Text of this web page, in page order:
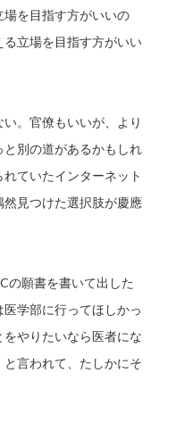
を目指す方がいいの
立場を目指す方がいい
。官僚もいいが、より
別の道があるかもしれ
ていたインターネット
然見つけた選択肢が慶應
の願書を書いて出した
学部に行ってほしかっ
やりたいなら医者にな
言われて、たしかにそ